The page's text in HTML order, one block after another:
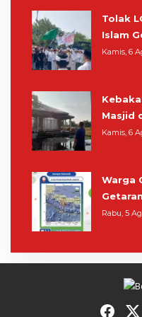
Tolak
Islam
Cianjur
Kamis, 6
Masjid
Kamis, 6
Warga
Rabu, 5